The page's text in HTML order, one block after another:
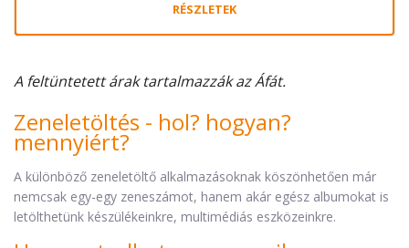
RÉSZLETEK
A feltüntetett árak tartalmazzák az Áfát.
Zeneletöltés - hol? hogyan?
mennyiért?
A különböző zeneletöltő alkalmazásoknak köszönhetően már
nemcsak egy-egy zeneszámot, hanem akár egész albumokat is
letölthetünk készülékeinkre, multimédiás eszközeinkre.